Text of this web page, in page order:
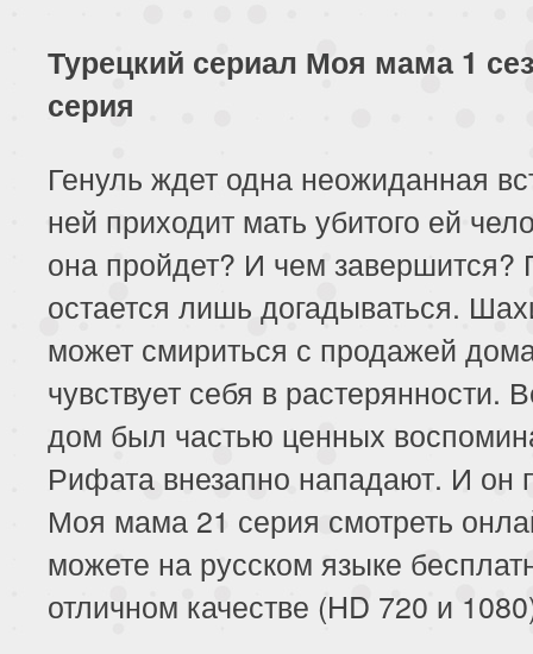
Турецкий сериал Моя мама 1
серия
Генуль ждет одна неожиданная
ней приходит мать убитого ей
она пройдет? И чем завершится?
остается лишь догадываться.
может смириться с продажей
чувствует себя в растерянности.
дом был частью ценных
Рифата внезапно нападают. И он
Моя мама 21 серия смотреть
можете на русском языке
отличном качестве (HD 720 и